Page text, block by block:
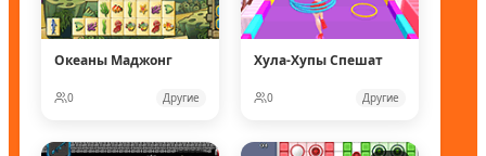
Океаны Маджонг
0 Другие
Хула-Хупы Спешат
0 Другие